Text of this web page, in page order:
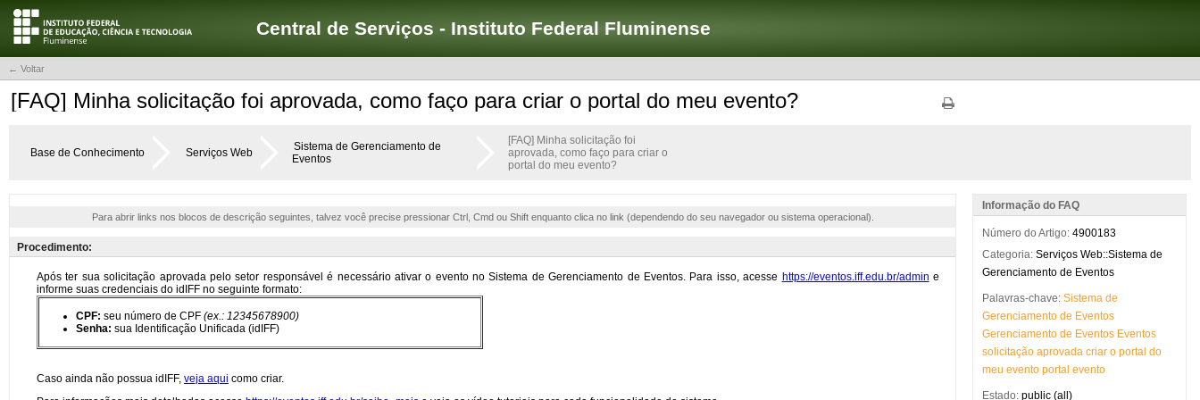
Central de Serviços - Instituto Federal Fluminense
← Voltar
[FAQ] Minha solicitação foi aprovada, como faço para criar o portal do meu evento?
Base de Conhecimento Serviços Web
Sistema de Gerenciamento de
Eventos
[FAQ] Minha solicitação foi
aprovada, como faço para criar o
portal do meu evento?
Para abrir links nos blocos de descrição seguintes, talvez você precise pressionar Ctrl, Cmd ou Shift enquanto clica no link (dependendo do seu navegador ou sistema operacional).
Procedimento:
Informação do FAQ
Número do Artigo: 4900183
Categoria: Serviços Web::Sistema de
Gerenciamento de Eventos
Palavras-chave: Sistema de
Gerenciamento de Eventos
Gerenciamento de Eventos Eventos
solicitação aprovada criar o portal do
meu evento portal evento
Estado: public (all)